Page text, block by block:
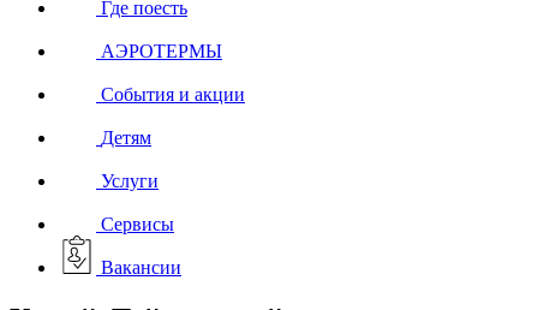
Где поесть
АЭРОТЕРМЫ
События и акции
Детям
Услуги
Сервисы
Вакансии